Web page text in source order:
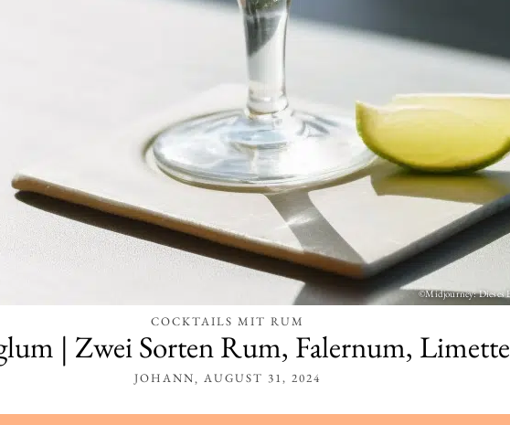
COCKTAILS MIT RUM
| Zwei Sorten Rum, Falernum, Limette
JOHANN AUGUST 31, 2024